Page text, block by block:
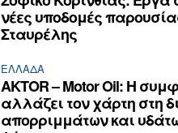
νέες υποδομές
Σταυρέλης
ΕΛΛΆΔΑ
AKTOR – Motor Oil: Η
αλλάζει τον χάρτη στη
απορριμμάτων και